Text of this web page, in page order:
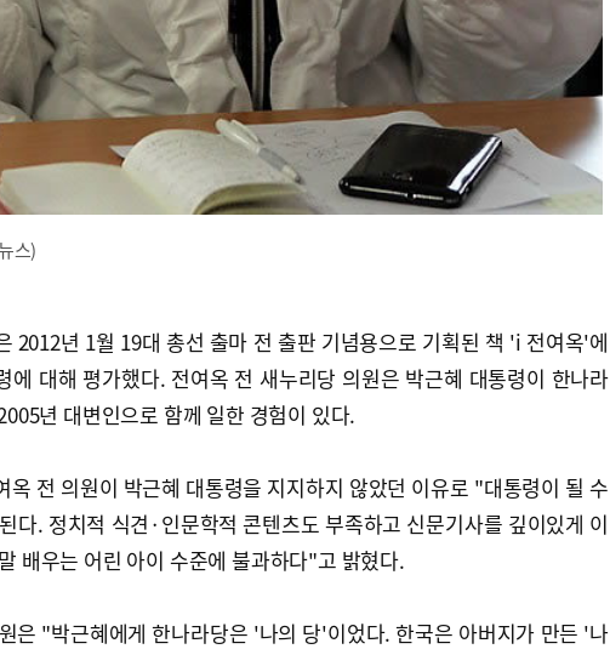
스)
2012년 1월 19대 총선 출마 전 출판 기념용으로 기획된 책 'i 전여옥'에
에 대해 평가했다. 전여옥 전 새누리당 의원은 박근혜 대통령이 한나라
년 대변인으로 함께 일한 경험이 있다.
옥 전 의원이 박근혜 대통령을 지지하지 않았던 이유로 "대통령이 될 수
다. 정치적 식견·인문학적 콘텐츠도 부족하고 신문기사를 깊이있게 이
배우는 어린 아이 수준에 불과하다"고 밝혔다.
은 "박근혜에게 한나라당은 '나의 당'이었다. 한국은 아버지가 만든 '나